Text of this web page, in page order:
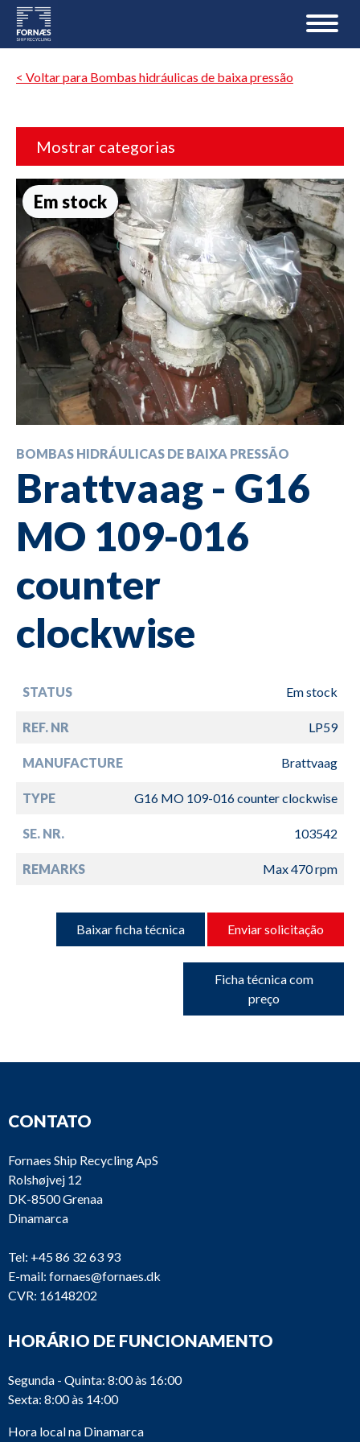
< Voltar para Bombas hidráulicas de baixa pressão
Mostrar categorias
Em stock
BOMBAS HIDRÁULICAS DE BAIXA PRESSÃO
Brattvaag - G16
MO 109-016
counter
clockwise
STATUS Em stock
REF. NR LP59
MANUFACTURE Brattvaag
TYPE G16 MO 109-016 counter clockwise
SE. NR. 103542
REMARKS Max 470 rpm
Baixar ficha técnica Enviar solicitação
Ficha técnica com
preço
CONTATO
Fornaes Ship Recycling ApS
Rolshøjvej 12
DK-8500 Grenaa
Dinamarca
Tel: +45 86 32 63 93
E-mail: fornaes@fornaes.dk
CVR: 16148202
HORÁRIO DE FUNCIONAMENTO
Segunda - Quinta: 8:00 às 16:00
Sexta: 8:00 às 14:00
Hora local na Dinamarca